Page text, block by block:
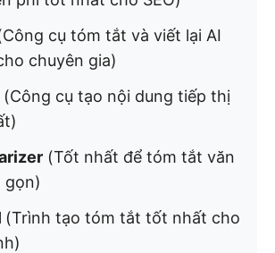
cụ tóm tắt và viết lại AI
chuyên gia)
(Công cụ tạo nội dung tiếp thị
(Tốt nhất để tóm tắt văn
gọn)
(Trình tạo tóm tắt tốt nhất cho